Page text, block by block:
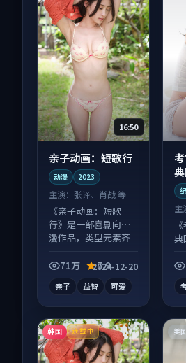
16:50
亲子动画：短歌行
动漫 2023
主演： 张译、肖战 等
《亲子动画：短歌
行》是一部喜剧向动
漫作品，类型元素齐
沓。71万 7.9
2024-12-20
亲子 益智 可爱
主
典
物
韩国 连载中 美